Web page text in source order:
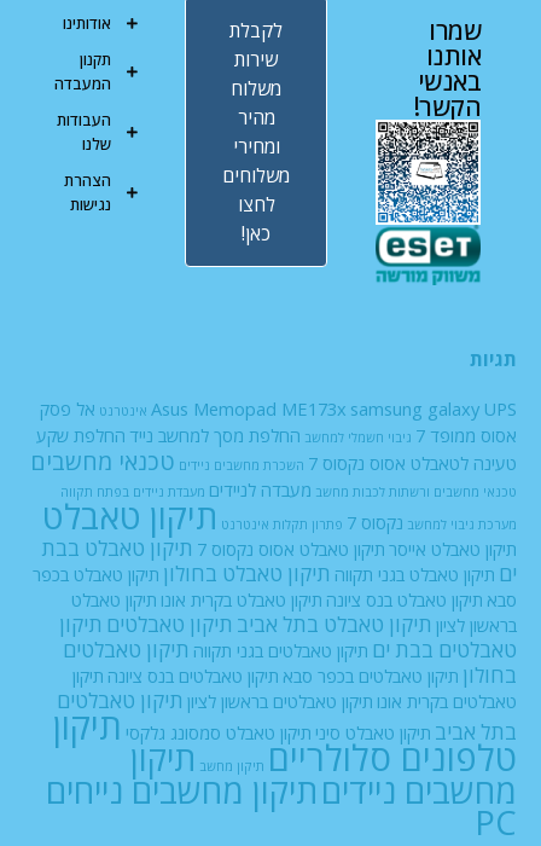
שמרו
אותנו
באנשי
הקשר!
לקבלת
שירות
משלוח
מהיר
ומחירי
משלוחים
לחצו
כאן!
אודותינו
תקנון
המעבדה
העבודות
שלנו
הצהרת
נגישות
תגיות
Asus Memopad ME173x samsung galaxy UPS אינטרנט אל פסק
אסוס ממופד 7
גיבוי חשמלי למחשב החלפת מסך למחשב נייד החלפת שקע
טעינה לטאבלט אסוס נקסוס 7
השכרת מחשבים ניידים טכנאי מחשבים
טכנאי מחשבים ורשתות לכבות מחשב מעבדה לניידים מעבדת ניידים בפתח תקווה
מערכת גיבוי למחשב נקסוס 7 פתרון תקלות אינטרנט תיקון טאבלט
תיקון טאבלט אייסר תיקון טאבלט אסוס נקסוס 7
תיקון טאבלט בבת
ים תיקון טאבלט בגני תקווה תיקון טאבלט בחולון תיקון טאבלט בכפר
סבא תיקון טאבלט בנס ציונה תיקון טאבלט בקרית אונו תיקון טאבלט
בראשון לציון תיקון טאבלט בתל אביב תיקון טאבלטים תיקון
טאבלטים בבת ים תיקון טאבלטים בגני תקווה תיקון טאבלטים
בחולון תיקון טאבלטים בכפר סבא תיקון טאבלטים בנס ציונה תיקון
טאבלטים בקרית אונו תיקון טאבלטים בראשון לציון תיקון טאבלטים
בתל אביב תיקון טאבלט סיני תיקון טאבלט סמסונג גלקסי תיקון
טלפונים סלולריים תיקון מחשב תיקון
מחשבים ניידיםתיקון מחשבים נייחים
PC